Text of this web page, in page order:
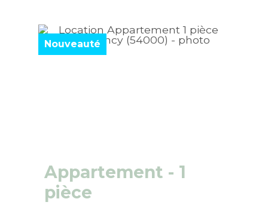
Nouveauté
Appartement - 1
pièce